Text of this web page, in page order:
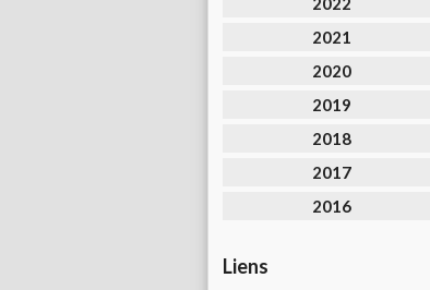
2021
2020
2019
2018
2017
2016
Liens